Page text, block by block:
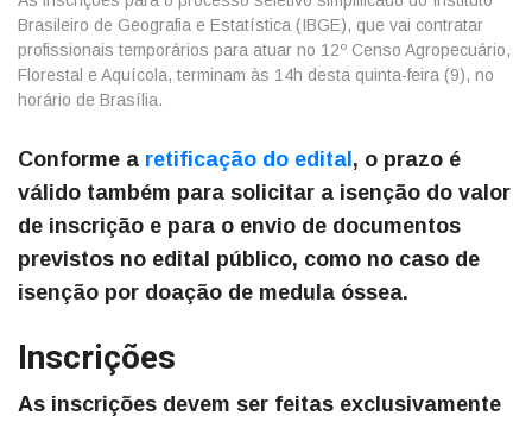
Brasileiro de Geografia e Estatística (IBGE), que vai contratar
profissionais temporários para atuar no 12º Censo Agropecuário,
Florestal e Aquícola, terminam às 14h desta quinta-feira (9), no
horário de Brasília.
Conforme a retificação do edital, o prazo é
válido também para solicitar a isenção do valor
de inscrição e para o envio de documentos
previstos no edital público, como no caso de
isenção por doação de medula óssea.
Inscrições
As inscrições devem ser feitas exclusivamente